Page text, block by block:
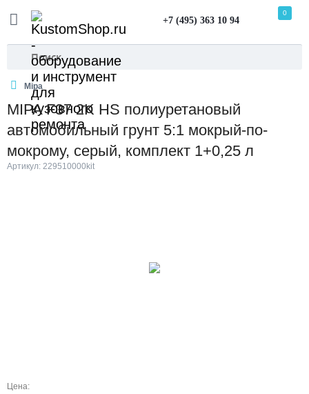
+7 (495) 363 10 94
0
Mipa
MIPA F37 2K HS полиуретановый
автомобильный грунт 5:1 мокрый-по-
мокрому, серый, комплект 1+0,25 л
Артикул: 229510000kit
Цена: